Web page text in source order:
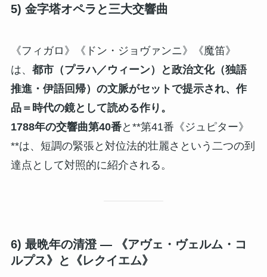
5) 金字塔オペラと三大交響曲
《フィガロ》《ドン・ジョヴァンニ》《魔笛》
は、 都市（プラハ／ウィーン）と政治文化（独語
推進・伊語回帰）の文脈がセットで提示され、作
品＝時代の鏡として読める作り。
1788年の交響曲第40番と**第41番《ジュピター》
**は、短調の緊張と対位法的壮麗さという二つの到
達点として対照的に紹介される。
6) 最晩年の清澄 — 《アヴェ・ヴェルム・コ
ルプス》と《レクイエム》